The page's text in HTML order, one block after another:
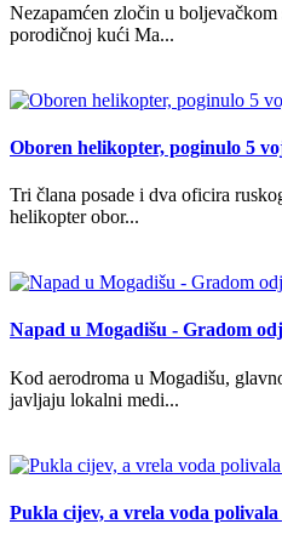
Nezapamćen zločin u
porodičnoj kući Ma...
Oboren helikopter, poginulo 5
Tri člana posade i dva oficira
helikopter obor...
Napad u Mogadišu - Gradom
Kod aerodroma u Mogadišu,
javljaju lokalni medi...
Pukla cijev, a vrela voda